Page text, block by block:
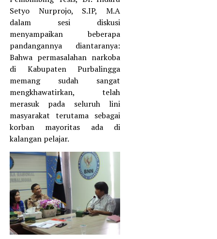
Setyo Nurprojo, S.IP, M.A
dalam sesi diskusi
menyampaikan beberapa
pandangannya diantaranya:
Bahwa permasalahan narkoba
di Kabupaten Purbalingga
memang sudah sangat
mengkhawatirkan, telah
merasuk pada seluruh lini
masyarakat terutama sebagai
korban mayoritas ada di
kalangan pelajar.